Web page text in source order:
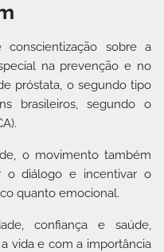
sobre a
na prevenção e no
próstata, o segundo tipo
brasileiros, segundo o
o movimento também
o diálogo e incentivar o
quanto emocional.
confiança e saúde,
vida e com a importância